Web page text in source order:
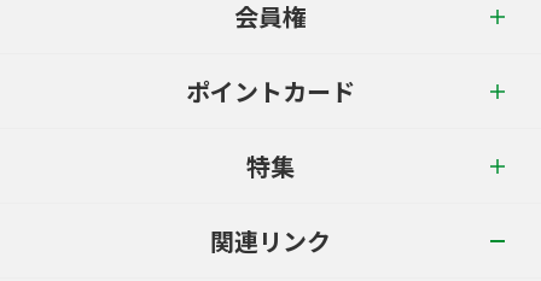
会員権
ポイントカード
特集
関連リンク